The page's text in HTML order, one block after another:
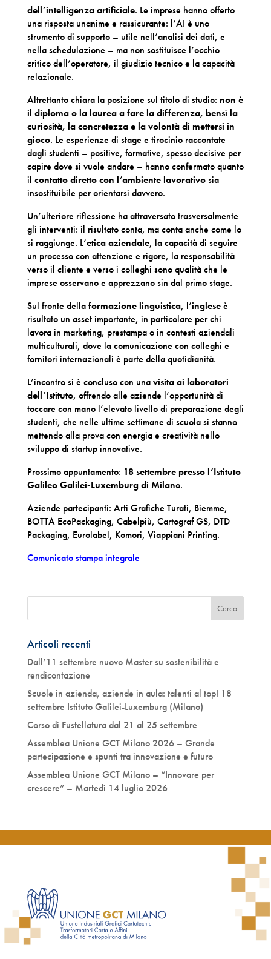
dell’intelligenza artificiale. Le imprese hanno offerto
una risposta unanime e rassicurante: l’AI è uno
strumento di supporto – utile nell’analisi dei dati, e
nella schedulazione – ma non sostituisce l’occhio
critico dell’operatore, il giudizio tecnico e la capacità
relazionale.
Altrettanto chiara la posizione sul titolo di studio: non è
il diploma o la laurea a fare la differenza, bensì la
curiosità, la concretezza e la volontà di mettersi in
gioco. Le esperienze di stage e tirocinio raccontate
dagli studenti – positive, formative, spesso decisive per
capire dove si vuole andare – hanno confermato quanto
il contatto diretto con l’ambiente lavorativosia
insostituibile per orientarsi davvero.
Un’ulteriore riflessione ha attraversato trasversalmente
gli interventi: il risultato conta, ma conta anche come lo
si raggiunge. L’etica aziendale, la capacità di seguire
un processo con attenzione e rigore, la responsabilità
verso il cliente e verso i colleghi sono qualità che le
imprese osservano e apprezzano sin dal primo stage.
Sul fronte dellaformazione linguistica, l’ingleseè
risultato un asset importante, in particolare per chi
lavora in marketing, prestampa o in contesti aziendali
multiculturali, dove la comunicazione con colleghi e
fornitori internazionali è parte della quotidianità.
L’incontro si è concluso con unavisita ai laboratori
dell’Istituto, offrendo alle aziende l’opportunità di
toccare con mano l’elevato livello di preparazione degli
studenti, che nelle ultime settimane di scuola si stanno
mettendo alla prova con energia e creatività nello
sviluppo di startup innovative.
Prossimo appuntamento: 18 settembre presso l’Istituto
Galileo Galilei-Luxemburg di Milano.
Aziende partecipanti: Arti Grafiche Turati, Biemme,
BOTTA EcoPackaging, Cabelpiù, Cartograf GS, DTD
Packaging, Eurolabel, Komori, Viappiani Printing.
Comunicato stampa integrale
Articoli recenti
Dall’11 settembre nuovo Master su sostenibilità e
rendicontazione
Scuole in azienda, aziende in aula: talenti al top! 18
settembre Istituto Galilei-Luxemburg (Milano)
Corso di Fustellatura dal 21 al 25 settembre
Assemblea Unione GCT Milano 2026 – Grande
partecipazione e spunti tra innovazione e futuro
Assemblea Unione GCT Milano – “Innovare per
crescere” – Martedì 14 luglio 2026